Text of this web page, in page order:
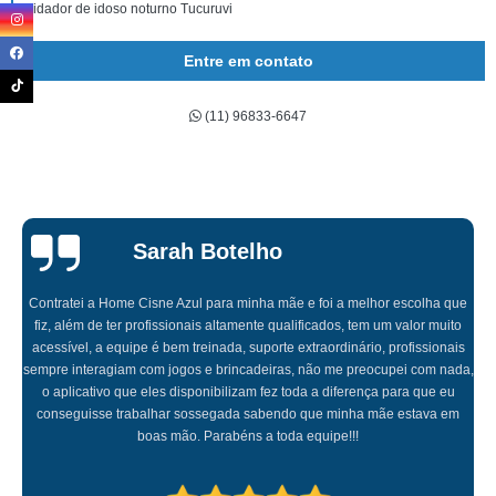
cuidador de idoso noturno Tucuruvi
onde contratar cuidador para idoso Alphaville
cuidador de idoso com debilidade física Belém
cuidador idoso noturno Planalto Paulista
onde contratar cuidador de idoso com alzheimer Santo Amaro
onde contratar cuidador de idoso com diabetes Jd. Líbano
onde contratar cuidador de idoso com debilidade física Cerra Cora
cuidador de idoso com alzheimer Sacomã
cuidador de idosos para reabilitação empresa Jabaquara
cuidador de idosos para reabilitação empresa City América
Entre em contato
(11) 96833-6647
Sarah Botelho
Contratei a Home Cisne Azul para minha mãe e foi a melhor escolha que
fiz, além de ter profissionais altamente qualificados, tem um valor muito
acessível, a equipe é bem treinada, suporte extraordinário, profissionais
sempre interagiam com jogos e brincadeiras, não me preocupei com nada,
o aplicativo que eles disponibilizam fez toda a diferença para que eu
conseguisse trabalhar sossegada sabendo que minha mãe estava em
boas mão. Parabéns a toda equipe!!!